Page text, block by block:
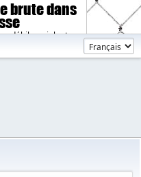
brute dans
débiles, violents.